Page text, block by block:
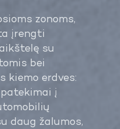
zonoms,
įrengti
su
bei
kiemo erdves:
į
daug žalumos,